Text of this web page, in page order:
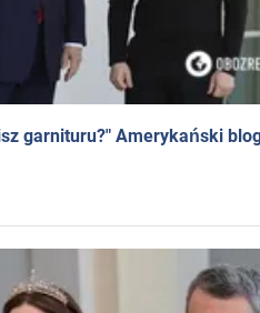
garnituru?" Amerykański